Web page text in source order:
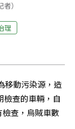
）
理
移動污染源，造
檢查的車輛，自
查，烏賊車數